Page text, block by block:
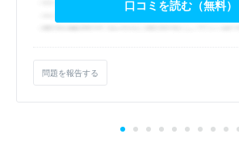
口コミを読む（無料）
問題を報告する